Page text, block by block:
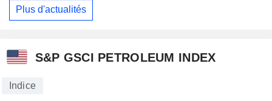
Plus d'actualités
S&P GSCI PETROLEUM INDEX
Indice